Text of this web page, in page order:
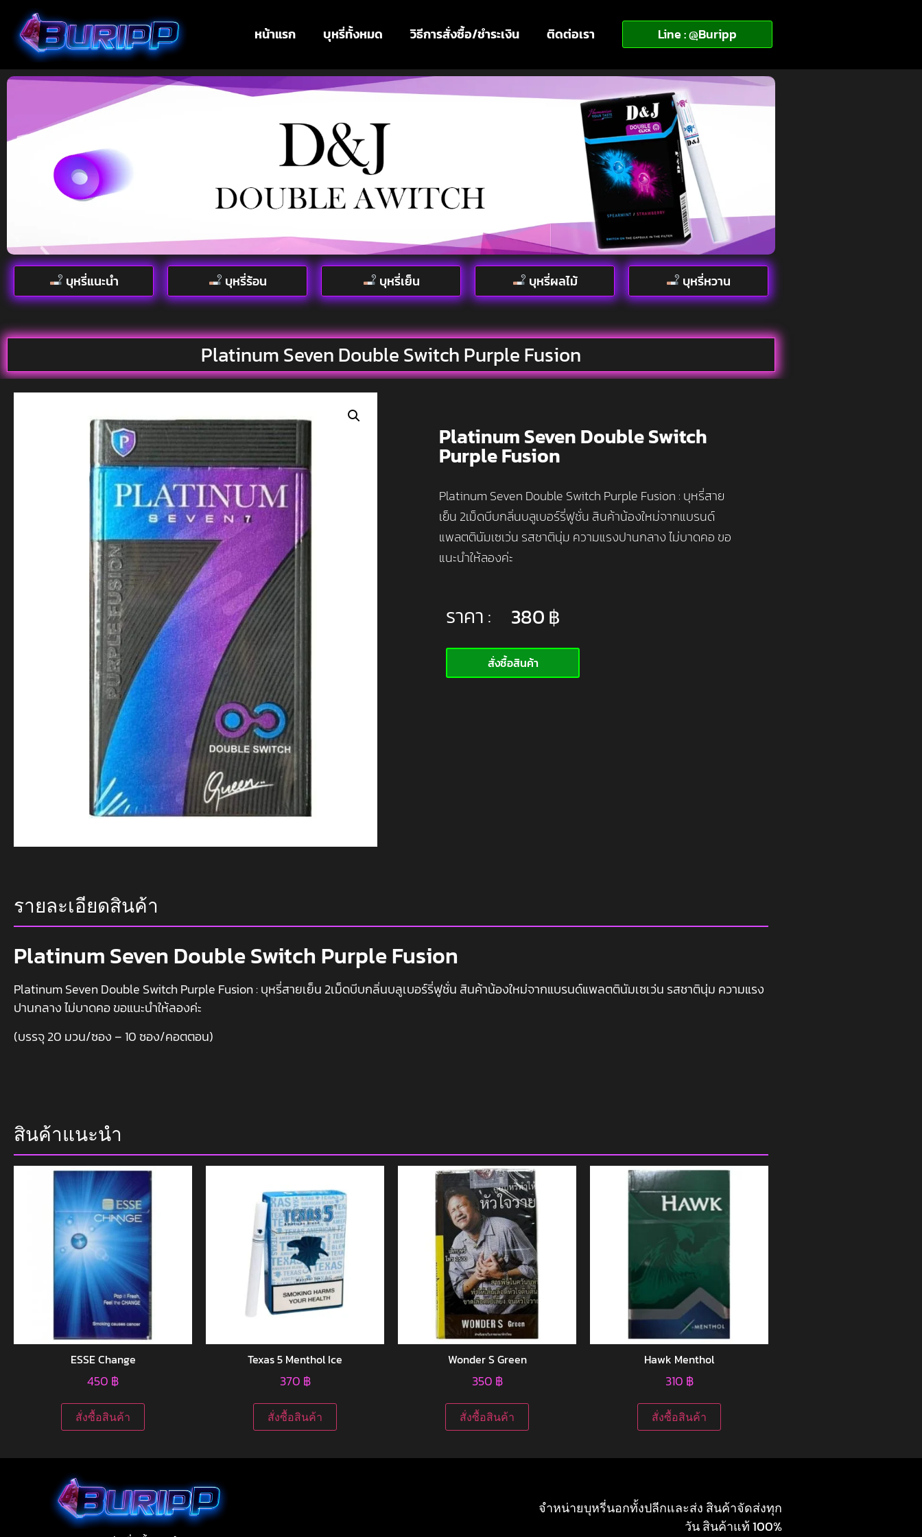
หน้าแรก บุหรี่ทั้งหมด วิธีการสั่งซื้อ/ชำระเงิน ติดต่อเรา Line : @ฺBuripp
บุหรี่แนะนำ บุหรี่ร้อน บุหรี่เย็น บุหรี่ผลไม้ บุหรี่หวาน
Platinum Seven Double Switch Purple Fusion
Platinum Seven Double Switch
Purple Fusion
Platinum Seven Double Switch Purple Fusion : บุหรี่สาย
เย็น 2เม็ดบีบกลิ่นบลูเบอร์รี่ฟูชั่น สินค้าน้องใหม่จากแบรนด์
แพลตตินัมเซเว่น รสชาตินุ่ม ความแรงปานกลาง ไม่บาดคอ ขอ
แนะนำให้ลองค่ะ
ราคา : 380฿
สั่งซื้อสินค้า
รายละเอียดสินค้า
Platinum Seven Double Switch Purple Fusion
Platinum Seven Double Switch Purple Fusion : บุหรี่สายเย็น 2เม็ดบีบกลิ่นบลูเบอร์รี่ฟูชั่น สินค้าน้องใหม่จากแบรนด์แพลตตินัมเซเว่น รสชาตินุ่ม ความแรง
ปานกลาง ไม่บาดคอ ขอแนะนำให้ลองค่ะ
(บรรจุ 20 มวน/ซอง – 10 ซอง/คอตตอน)
สินค้าแนะนำ
ESSE Change
450 ฿
สั่งซื้อสินค้า
Texas 5 Menthol Ice
370 ฿
สั่งซื้อสินค้า
Wonder S Green
350 ฿
สั่งซื้อสินค้า
Hawk Menthol
310 ฿
สั่งซื้อสินค้า
จำหน่ายบุหรี่นอกทั้งปลีกและส่ง สินค้าจัดส่งทุก
วัน สินค้าแท้ 100%